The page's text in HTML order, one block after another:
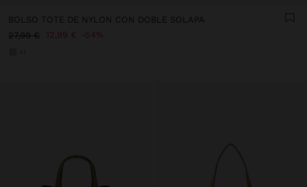
BOLSO TOTE DE NYLON CON DOBLE SOLAPA
27,99 €
12,99 € 54%